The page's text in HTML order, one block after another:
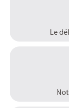
Le